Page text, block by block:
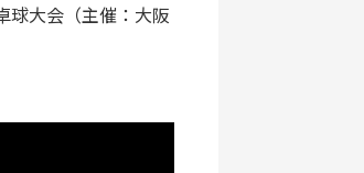
球大会（主催：大阪